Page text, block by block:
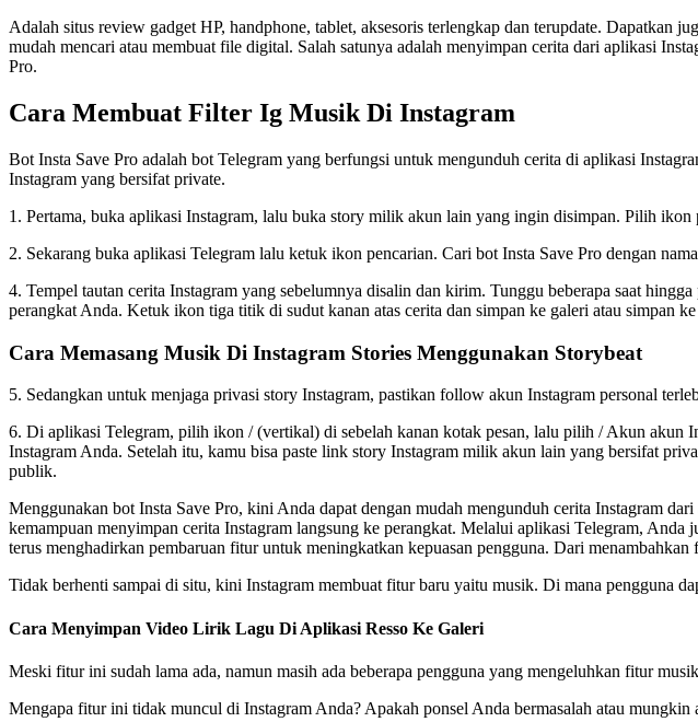
Adalah situs review gadget HP, handphone, tablet, aksesoris terlengkap dan terupdate. Dapatkan
mudah mencari atau membuat file digital. Salah satunya adalah menyimpan cerita dari aplikasi
Pro.
Cara Membuat Filter Ig Musik Di Instagram
Bot Insta Save Pro adalah bot Telegram yang berfungsi untuk mengunduh cerita di aplikasi
Instagram yang bersifat private.
1. Pertama, buka aplikasi Instagram, lalu buka story milik akun lain yang ingin disimpan. Pilih
2. Sekarang buka aplikasi Telegram lalu ketuk ikon pencarian. Cari bot Insta Save Pro dengan
4. Tempel tautan cerita Instagram yang sebelumnya disalin dan kirim. Tunggu beberapa saat
perangkat Anda. Ketuk ikon tiga titik di sudut kanan atas cerita dan simpan ke galeri atau simpan
Cara Memasang Musik Di Instagram Stories Menggunakan Storybeat
5. Sedangkan untuk menjaga privasi story Instagram, pastikan follow akun Instagram personal
6. Di aplikasi Telegram, pilih ikon / (vertikal) di sebelah kanan kotak pesan, lalu pilih / Akun akun
Instagram Anda. Setelah itu, kamu bisa paste link story Instagram milik akun lain yang bersifat
publik.
Menggunakan bot Insta Save Pro, kini Anda dapat dengan mudah mengunduh cerita Instagram
kemampuan menyimpan cerita Instagram langsung ke perangkat. Melalui aplikasi Telegram,
terus menghadirkan pembaruan fitur untuk meningkatkan kepuasan pengguna. Dari
Tidak berhenti sampai di situ, kini Instagram membuat fitur baru yaitu musik. Di mana pengguna
Cara Menyimpan Video Lirik Lagu Di Aplikasi Resso Ke Galeri
Meski fitur ini sudah lama ada, namun masih ada beberapa pengguna yang mengeluhkan fitur
Mengapa fitur ini tidak muncul di Instagram Anda? Apakah ponsel Anda bermasalah atau mungkin